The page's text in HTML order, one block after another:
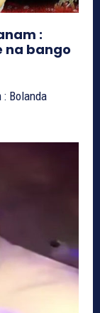
:
na bango
: Bolanda